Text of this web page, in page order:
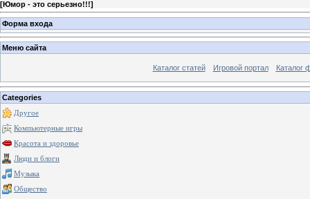
[Юмор - это серьезно!!!]
Форма входа
Меню сайта
Каталог статей Игровой портал Каталог
Categories
Другое
Компьютерные игры
Красота и здоровье
Люди и блоги
Музыка
Общество